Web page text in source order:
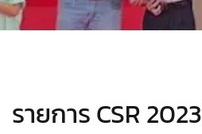
รายการ CSR 2023